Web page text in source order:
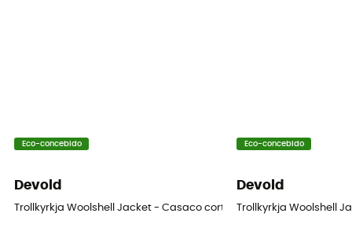
Eco-concebido
Devold
Trollkyrkja Woolshell Jacket - Casaco corta-vento homem
Eco-concebido
Devold
Trollkyrkja Woolshell